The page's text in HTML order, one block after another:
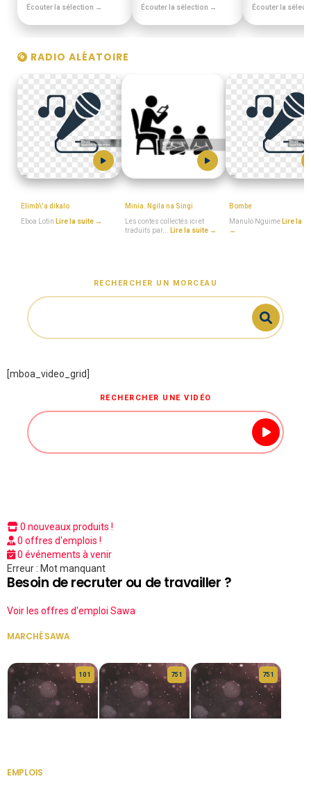
Écouter la sélection → Écouter la sélection → Écouter la
RADIO ALÉATOIRE
Elimb\'a dikalo
Eboa Lotin Lire la suite →
Minia. Ngila na Singi
Les contes collectés ici et
traduits par...
Lire la suite →
Bombe
Manulo Nguime Lire la
→
RECHERCHER UN MORCEAU
[mboa_video_grid]
RECHERCHER UNE VIDÉO
0 nouveaux produits !
0 offres d'emplois !
0 événements à venir
Erreur : Mot manquant
Besoin de recruter ou de travailler ?
Voir les offres d'emploi Sawa
MARCHÉ SAWA
10 1 75 1 75 1
EMPLOIS